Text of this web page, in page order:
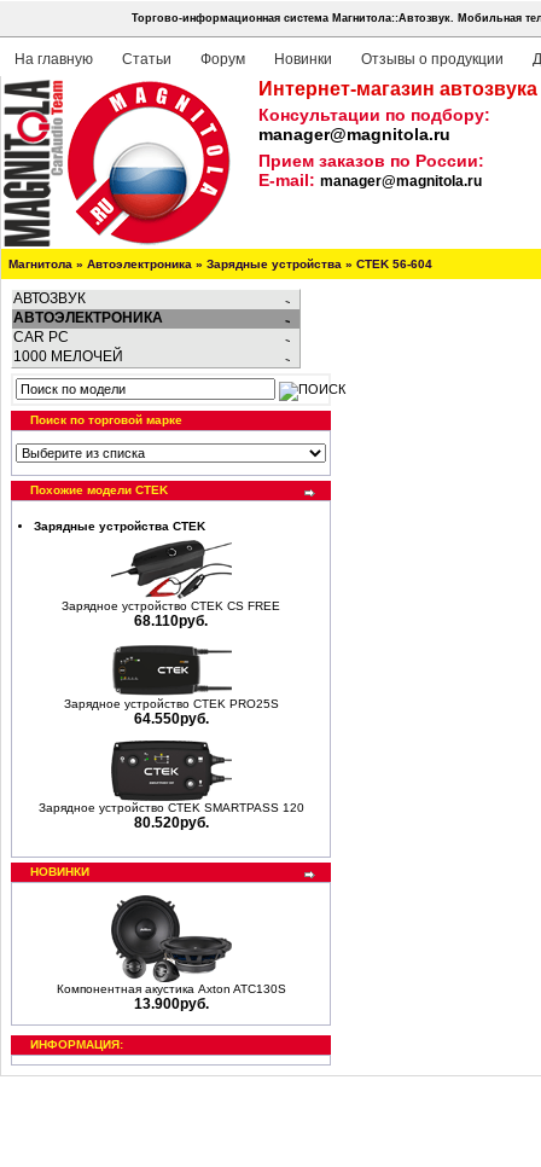
Торгово-информационная система Магнитола::Автозвук. Мобильная
На главную Статьи Форум Новинки Отзывы о продукции
Интернет-магазин
Консультации по подбору:
manager@magnitola.ru
Прием заказов по России:
E-mail: manager@magnitola.ru
Магнитола » Автоэлектроника » Зарядные устройства » CTEK 56-604
АВТОЗВУК
АВТОЭЛЕКТРОНИКА
CAR PC
1000 МЕЛОЧЕЙ
Поиск по торговой марке
Похожие модели CTEK
Зарядные устройства CTEK
Зарядное устройство CTEK CS FREE
68.110руб.
Зарядное устройство CTEK PRO25S
64.550руб.
Зарядное устройство CTEK SMARTPASS 120
80.520руб.
НОВИНКИ
Компонентная акустика Axton ATC130S
13.900руб.
ИНФОРМАЦИЯ: